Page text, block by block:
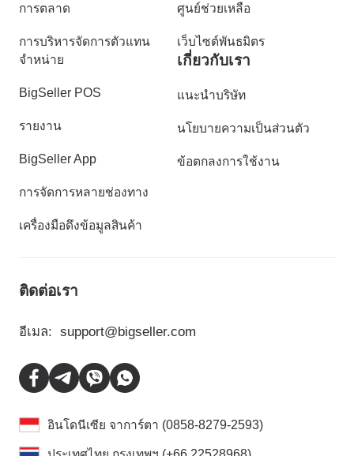
การตลาด
การบริหารจัดการตัวแทน
จำหน่าย
BigSeller POS
รายงาน
BigSeller App
การจัดการหลายช่องทาง
เครื่องมือดึงข้อมูลสินค้า
ศูนย์ช่วยเหลือ
เว็บไซต์พันธมิตร
เกี่ยวกับเรา
แนะนำบริษัท
นโยบายความเป็นส่วนตัว
ข้อตกลงการใช้งาน
ติดต่อเรา
อีเมล: support@bigseller.com
อินโดนีเซีย จาการ์ตา (0858-8279-2593)